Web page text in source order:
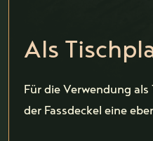
Als
Für die Verwendung
der Fassdeckel eine